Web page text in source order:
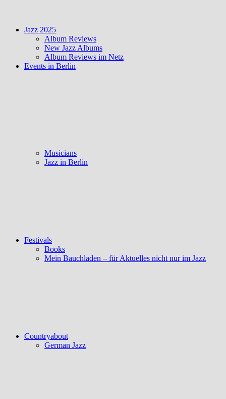
Jazz 2025
Album Reviews
New Jazz Albums
Album Reviews im Netz
Events in Berlin
Musicians
Jazz in Berlin
Festivals
Books
Mein Bauchladen – für Aktuelles nicht nur im Jazz
Countryabout
German Jazz